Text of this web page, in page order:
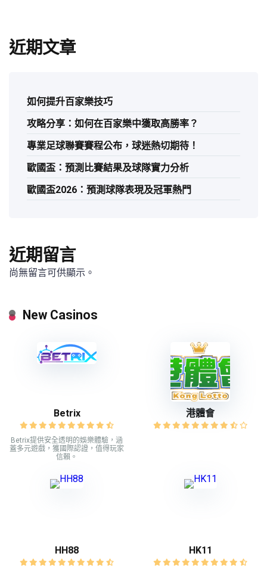
近期文章
如何提升百家樂技巧
攻略分享：如何在百家樂中獲取高勝率？
專業足球聯賽賽程公布，球迷熱切期待！
歐國盃：預測比賽結果及球隊實力分析
歐國盃2026：預測球隊表現及冠軍熱門
近期留言
尚無留言可供顯示。
New Casinos
Betrix
Betrix提供安全透明的娛樂體驗，涵
蓋多元遊戲，獲國際認證，值得玩家
信賴。
港體會
HH88 HK11